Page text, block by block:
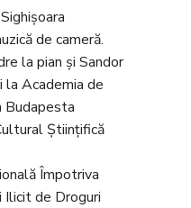
de cameră.
la pian și Sandor
la Academia de
Budapesta
Științifică
Împotriva
Ilicit de Droguri